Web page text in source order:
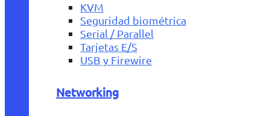
KVM
Seguridad biométrica
Serial / Parallel
Tarjetas E/S
USB y Firewire
Networking